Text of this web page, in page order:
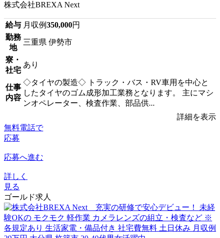
株式会社BREXA Next
給与 月収例350,000円
勤務
地
三重県 伊勢市
寮・
社宅
あり
仕事
内容
◇タイヤの製造◇ トラック・バス・RV車用を中心と
したタイヤのゴム成形加工業務となります。 主にマシ
ンオペレーター、検査作業、部品供...
詳細を表示
無料電話で
応募
応募へ進む
詳しく
見る
ゴールド求人